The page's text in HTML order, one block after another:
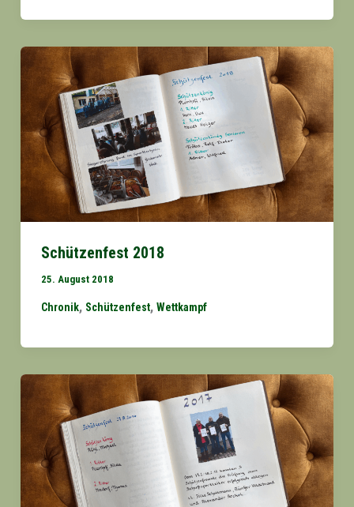
Schützenfest 2018
25. August 2018
Chronik, Schützenfest, Wettkampf